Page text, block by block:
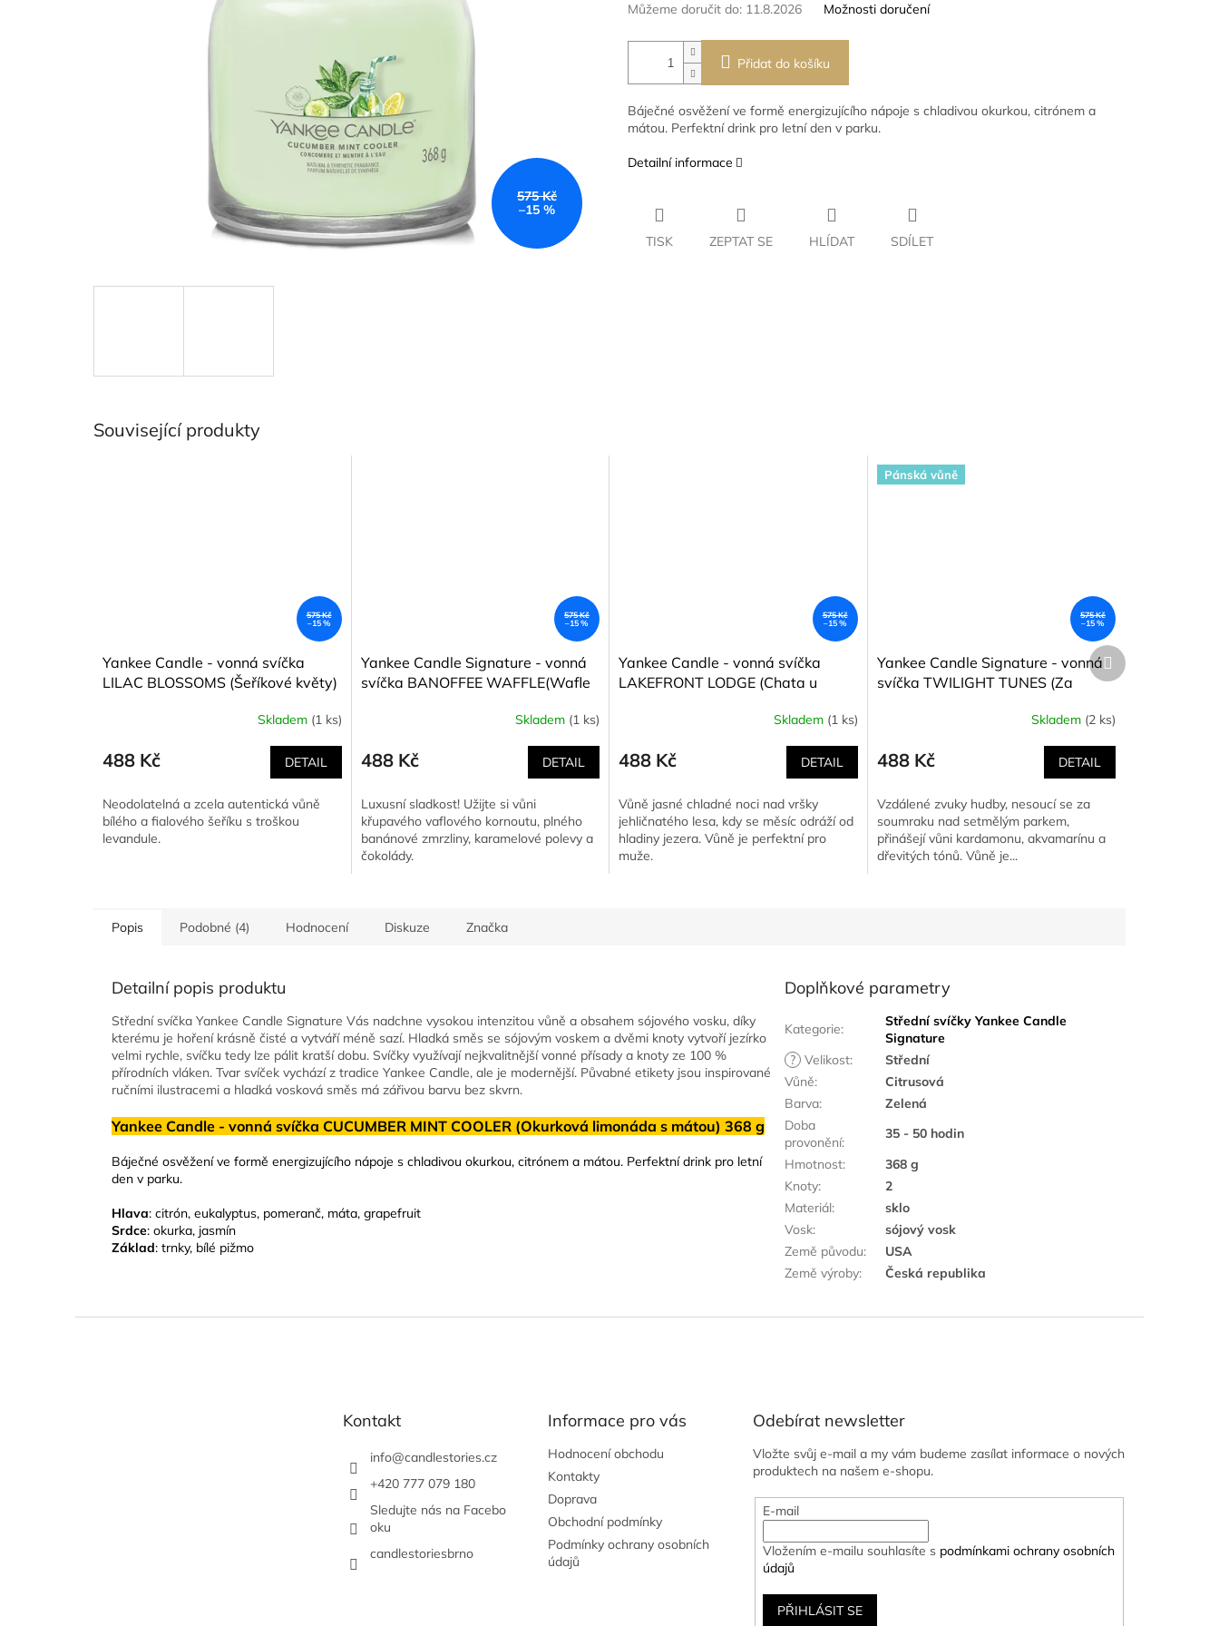
575 Kč
–15 %
Můžeme doručit do: 11.8.2026 Možnosti doručení
Přidat do košíku
Báječné osvěžení ve formě energizujícího nápoje s chladivou okurkou, citrónem a
mátou. Perfektní drink pro letní den v parku.
Detailní informace
TISK ZEPTAT SE HLÍDAT SDÍLET
Související produkty
575 Kč
–15 %
Yankee Candle - vonná svíčka
LILAC BLOSSOMS (Šeříkové květy)
Skladem (1 ks)
488 Kč DETAIL
Neodolatelná a zcela autentická vůně
bílého a fialového šeříku s troškou
levandule.
575 Kč
–15 %
Yankee Candle Signature - vonná
svíčka BANOFFEE WAFFLE(Wafle
Skladem (1 ks)
488 Kč DETAIL
Luxusní sladkost! Užijte si vůni
křupavého vaflového kornoutu, plného
banánové zmrzliny, karamelové polevy a
čokolády.
575 Kč
–15 %
Yankee Candle - vonná svíčka
LAKEFRONT LODGE (Chata u
Skladem (1 ks)
488 Kč DETAIL
Vůně jasné chladné noci nad vršky
jehličnatého lesa, kdy se měsíc odráží od
hladiny jezera. Vůně je perfektní pro
muže.
Pánská vůně
575 Kč
–15 %
Yankee Candle Signature - vonná
svíčka TWILIGHT TUNES (Za
Skladem (2 ks)
488 Kč DETAIL
Vzdálené zvuky hudby, nesoucí se za
soumraku nad setmělým parkem,
přinášejí vůni kardamonu, akvamarínu a
dřevitých tónů. Vůně je...
Další
produkt
Popis Podobné (4) Hodnocení Diskuze Značka
Detailní popis produktu
Střední svíčka Yankee Candle Signature Vás nadchne vysokou intenzitou vůně a obsahem sójového vosku, díky
kterému je hoření krásně čisté a vytváří méně sazí. Hladká směs se sójovým voskem a dvěmi knoty vytvoří jezírko
velmi rychle, svíčku tedy lze pálit kratší dobu. Svíčky využívají nejkvalitnější vonné přísady a knoty ze 100 %
přírodních vláken. Tvar svíček vychází z tradice Yankee Candle, ale je modernější. Půvabné etikety jsou inspirované
ručními ilustracemi a hladká vosková směs má zářivou barvu bez skvrn.
Yankee Candle - vonná svíčka CUCUMBER MINT COOLER (Okurková limonáda s mátou) 368 g
Báječné osvěžení ve formě energizujícího nápoje s chladivou okurkou, citrónem a mátou. Perfektní drink pro letní
den v parku.
Hlava: citrón, eukalyptus, pomeranč, máta, grapefruit
Srdce: okurka, jasmín
Základ: trnky, bílé pižmo
Doplňkové parametry
Kategorie:
Střední svíčky Yankee Candle
Signature
? Velikost:
Střední
Vůně:
Citrusová
Barva:
Zelená
Doba
provonění:
35 - 50 hodin
Hmotnost:
368 g
Knoty:
2
Materiál:
sklo
Vosk:
sójový vosk
Země původu:
USA
Země výroby: Česká republika
Kontakt
info@candlestories.cz
+420 777 079 180
Sledujte nás na Facebo
oku
candlestoriesbrno
Informace pro vás
Hodnocení obchodu
Kontakty
Doprava
Obchodní podmínky
Podmínky ochrany osobních
údajů
Odebírat newsletter
Vložte svůj e-mail a my vám budeme zasílat informace o nových
produktech na našem e-shopu.
E-mail
Vložením e-mailu souhlasíte s podmínkami ochrany osobních
údajů
PŘIHLÁSIT SE